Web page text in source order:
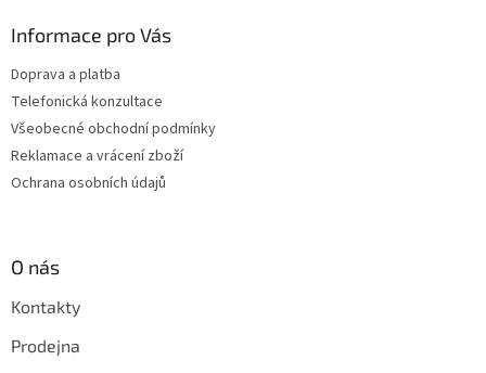
Informace pro Vás
Doprava a platba
Telefonická konzultace
Všeobecné obchodní podmínky
Reklamace a vrácení zboží
Ochrana osobních údajů
O nás
Kontakty
Prodejna